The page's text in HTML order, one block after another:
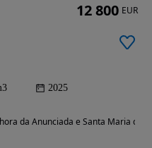
2025
da Anunciada e Santa Maria da
12 800 EUR